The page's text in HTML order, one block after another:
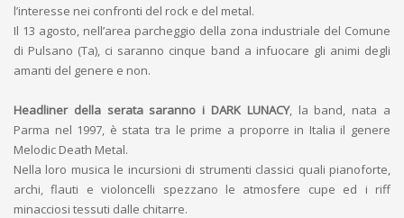
l’interesse nei confronti del rock e del metal.
Il 13 agosto, nell’area parcheggio della zona industriale del Comune
di Pulsano (Ta), ci saranno cinque band a infuocare gli animi degli
amanti del genere e non.
Headliner della serata saranno i DARK LUNACY, la band, nata a
Parma nel 1997, è stata tra le prime a proporre in Italia il genere
Melodic Death Metal.
Nella loro musica le incursioni di strumenti classici quali pianoforte,
archi, flauti e violoncelli spezzano le atmosfere cupe ed i riff
minacciosi tessuti dalle chitarre.